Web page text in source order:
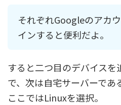
それぞれGoogleのアカ
インすると便利だよ。
すると二つ目のデバイスを
で、次は自宅サーバーであ
ここではLinuxを選択。